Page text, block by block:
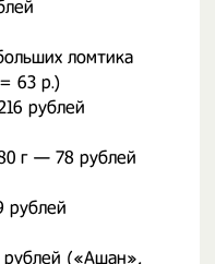
ломтика
63 р.)
рублей
г — 78 рублей
рублей
рублей («Ашан»,